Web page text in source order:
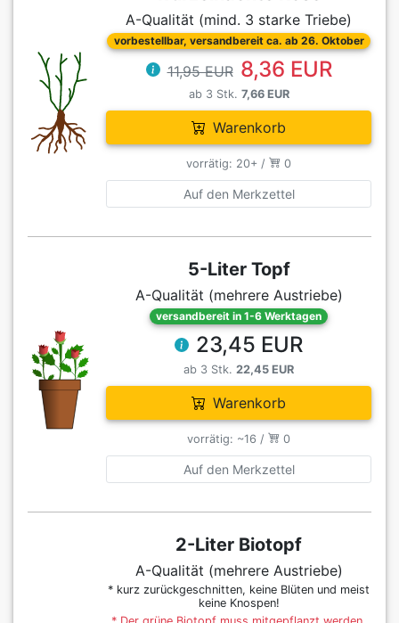
A-Qualität (mind. 3 starke Triebe)
vorbestellbar, versandbereit ca. ab 26. Oktober
11,95 EUR 8,36 EUR
ab 3 Stk. 7,66 EUR
Warenkorb
vorrätig: 20+ / 0
Auf den Merkzettel
5-Liter Topf
A-Qualität (mehrere Austriebe)
versandbereit in 1-6 Werktagen
23,45 EUR
ab 3 Stk. 22,45 EUR
Warenkorb
vorrätig: ~16 / 0
Auf den Merkzettel
2-Liter Biotopf
A-Qualität (mehrere Austriebe)
* kurz zurückgeschnitten, keine Blüten und meist
keine Knospen!